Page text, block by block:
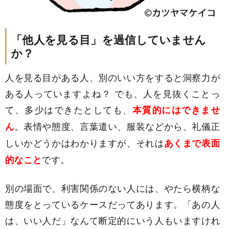
「他人を見る目」を過信していません
か？
人を見る目がある人、別のいい方をすると洞察力が
ある人っていますよね？ でも、人を見抜くことっ
て、多少はできたとしても、 本質的にはできませ
ん。表情や態度、言葉遣い、服装などから、礼儀正
しいかどうかはわかりますが、それはあくまで表面
的なことです。
別の場面で、利害関係のない人には、やたら横柄な
態度をとっているケースだってあります。「あの人
は、いい人だ」なんて断定的にいう人もいますけれ